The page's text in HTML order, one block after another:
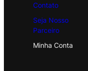
Contato
Seja Nosso
Parceiro
Minha Conta